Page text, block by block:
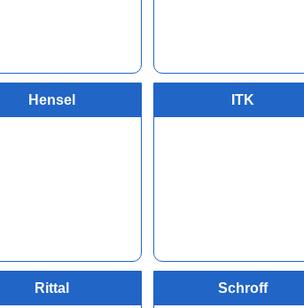
Hensel ITK
Rittal Schroff